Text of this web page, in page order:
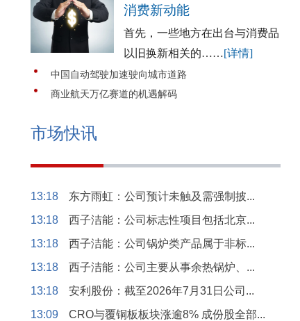
消费新动能
首先，一些地方在出台与消费品
以旧换新相关的……[详情]
中国自动驾驶加速驶向城市道路
商业航天万亿赛道的机遇解码
市场快讯
13:18
东方雨虹：公司预计未触及需强制披...
13:18
西子洁能：公司标志性项目包括北京...
13:18
西子洁能：公司锅炉类产品属于非标...
13:18
西子洁能：公司主要从事余热锅炉、...
13:18
安利股份：截至2026年7月31日公司...
13:09
CRO与覆铜板板块涨逾8% 成份股全部...